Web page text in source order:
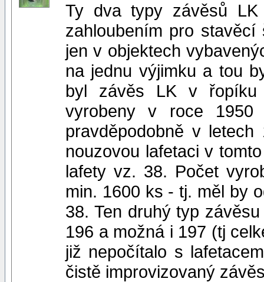
Ty dva typy závěsů
zahloubením pro
jen v objektech
na jednu výjimku a tou
byl závěs LK v řopíku
vyrobeny v roce 1950
pravděpodobně v
nouzovou lafetaci v
lafety vz. 38. Počet
min. 1600 ks - tj. měl by
38. Ten druhý typ
196 a možná i 197 (tj
již nepočítalo s
čistě improvizovaný